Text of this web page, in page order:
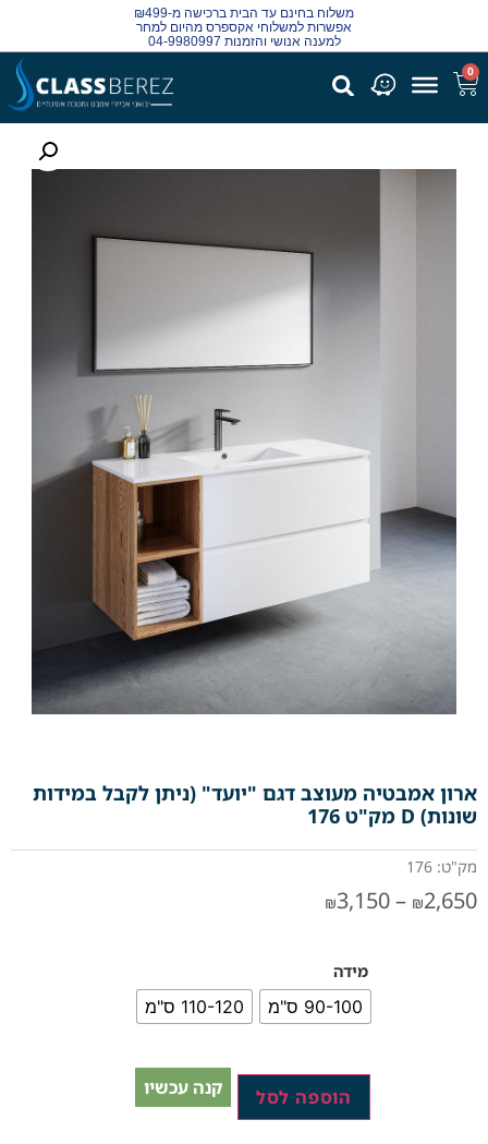
משלוח בחינם עד הבית ברכישה מ-₪499
אפשרות למשלוחי אקספרס מהיום למחר
למענה אנושי והזמנות 04-9980997
0
ארון אמבטיה מעוצב דגם "יועד" (ניתן לקבל במידות
שונות) D מק"ט 176
מק"ט: 176
₪2,650
–
₪3,150
מידה
90-100 ס"מ 110-120 ס"מ
קנה עכשיו הוספה לסל